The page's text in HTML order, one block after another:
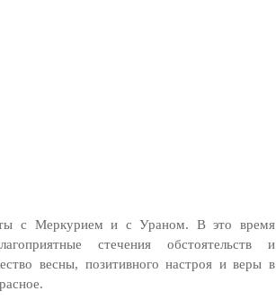
с Меркурием и с Ураном. В это время
стечения обстоятельств и
весны, позитивного настроя и веры в